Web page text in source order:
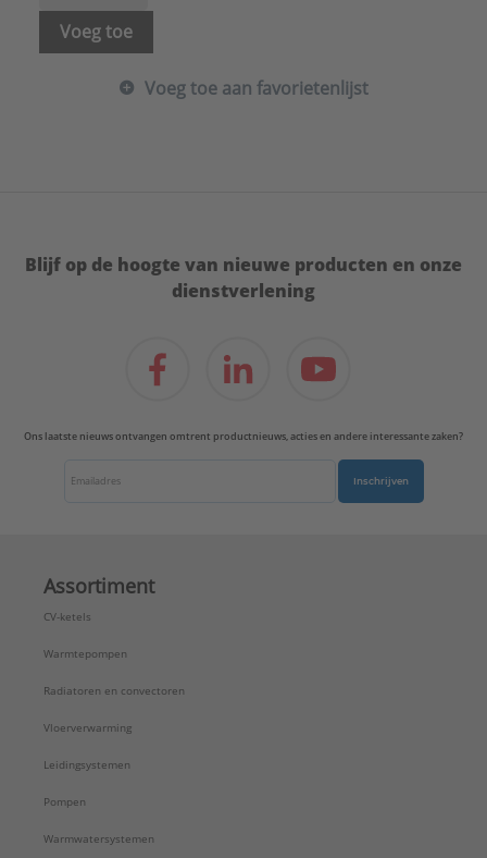
Voeg toe
Voeg toe aan favorietenlijst
Blijf op de hoogte van nieuwe producten en onze
dienstverlening
Ons laatste nieuws ontvangen omtrent productnieuws, acties en andere interessante zaken?
Inschrijven
Assortiment
CV-ketels
Warmtepompen
Radiatoren en convectoren
Vloerverwarming
Leidingsystemen
Pompen
Warmwatersystemen